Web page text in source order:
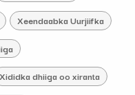
Xeendaabka Uurjiifka
Xididka dhiiga oo xiranta